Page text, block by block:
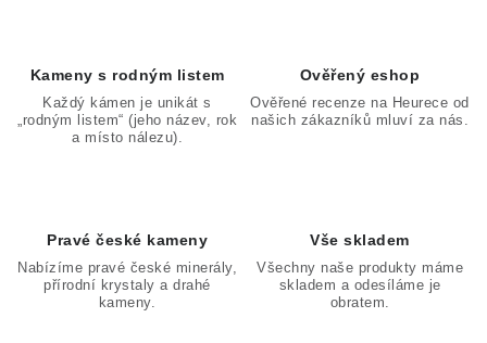
Kameny s rodným listem
Každý kámen je unikát s
„rodným listem“ (jeho název, rok
a místo nálezu).
Ověřený eshop
Ověřené recenze na Heurece od
našich zákazníků mluví za nás.
Pravé české kameny
Nabízíme pravé české minerály,
přírodní krystaly a drahé
kameny.
Vše skladem
Všechny naše produkty máme
skladem a odesíláme je
obratem.